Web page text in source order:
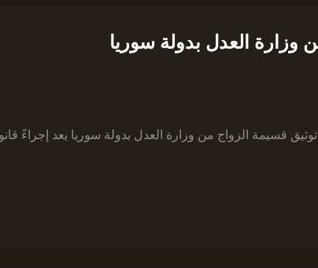
وزارة العدل بدولة سوريا
قسيمة الزواج من وزارة العدل بدولة سوريا يعد إجراءً